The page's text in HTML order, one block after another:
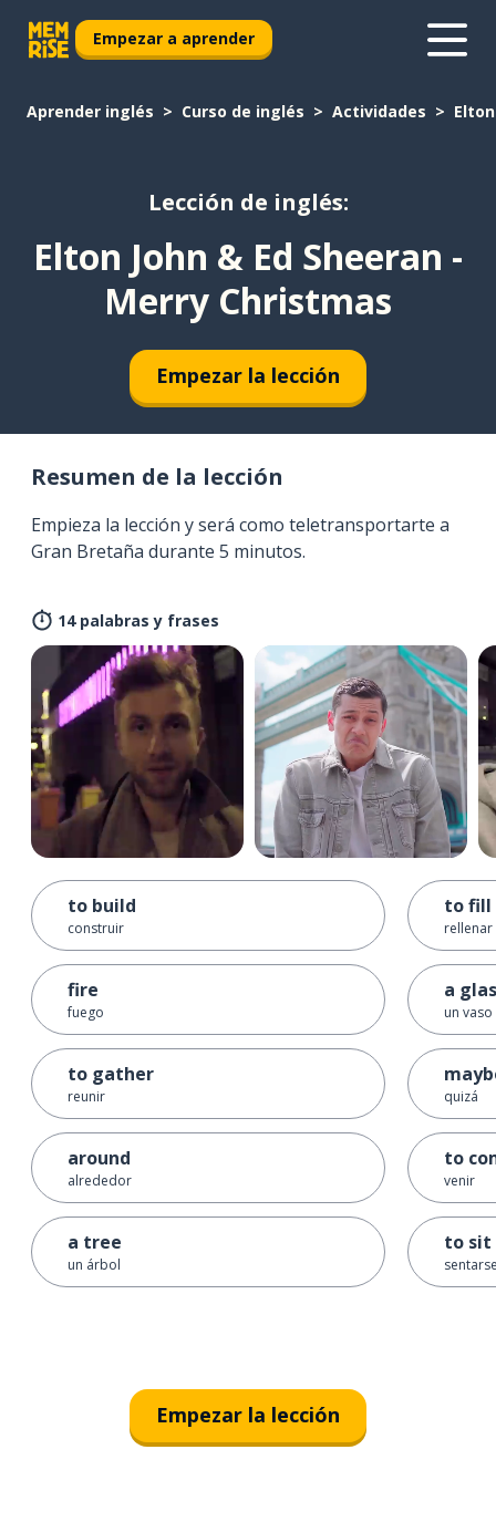
Empezar a aprender
Aprender inglés Curso de inglés Actividades
Lección de inglés:
Elton John & Ed Sheeran -
Merry Christmas
Empezar la lección
Resumen de la lección
Empieza la lección y será como teletransportarte a
Gran Bretaña durante 5 minutos.
14 palabras y frases
to build
construir
fire
fuego
to gather
reunir
around
alrededor
a tree
un árbol
to fill
rellenar
a
un vaso
quizá
to
venir
to sit
Empezar la lección